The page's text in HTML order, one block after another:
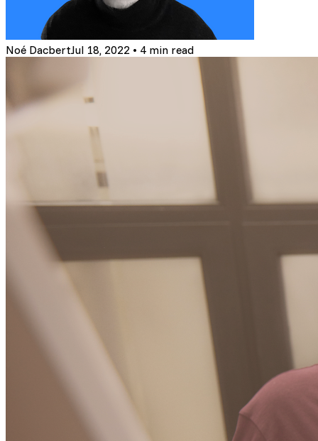
Noé DacbertJul 18, 2022 • 4 min read